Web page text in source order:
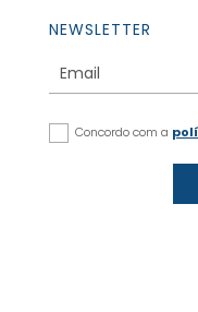
NEWSLETTER
Concordo com a